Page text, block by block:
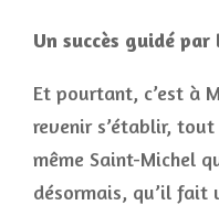
Un succès guidé
Et pourtant, c’est à
revenir s’établir, tout
même Saint-Michel
désormais, qu’il fait